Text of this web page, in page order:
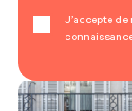
J’accepte